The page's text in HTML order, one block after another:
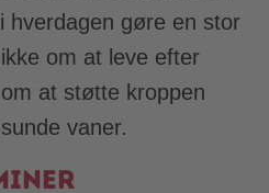
hverdagen gøre en stor
om at leve efter
at støtte kroppen
vaner.